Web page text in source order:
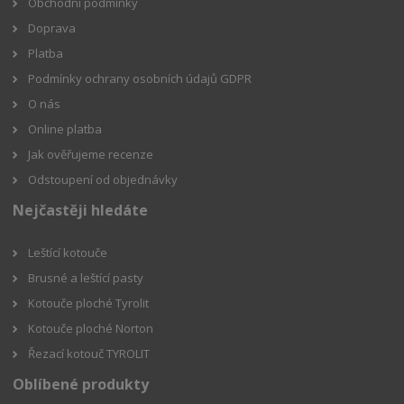
Doprava
Platba
Podmínky ochrany osobních údajů GDPR
O nás
Online platba
Jak ověřujeme recenze
Odstoupení od objednávky
Nejčastěji hledáte
Leštící kotouče
Brusné a leštící pasty
Kotouče ploché Tyrolit
Kotouče ploché Norton
Řezací kotouč TYROLIT
Oblíbené produkty